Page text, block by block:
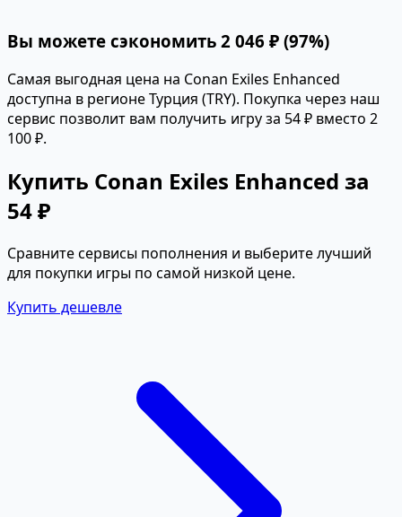
Вы можете сэкономить 2 046 ₽ (97%)
Самая выгодная цена на Conan Exiles Enhanced
доступна в регионе Турция (TRY). Покупка через наш
сервис позволит вам получить игру за 54 ₽ вместо 2
100 ₽.
Купить Conan Exiles Enhanced за
54 ₽
Сравните сервисы пополнения и выберите лучший
для покупки игры по самой низкой цене.
Купить дешевле